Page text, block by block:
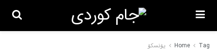
Home Tag یۆنسکۆ